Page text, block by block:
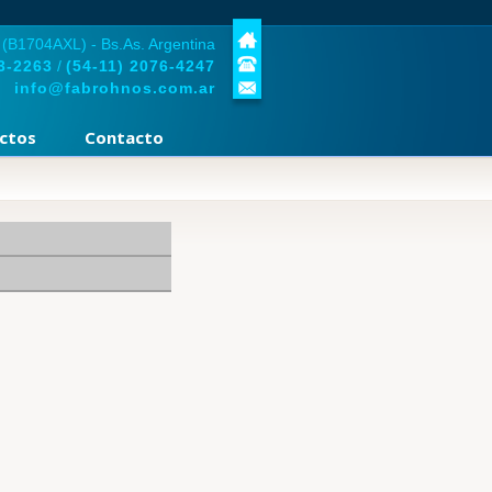
- Bs.As. Argentina
2263 / (54-11) 2076-4247
info@fabrohnos.com.ar
Contacto